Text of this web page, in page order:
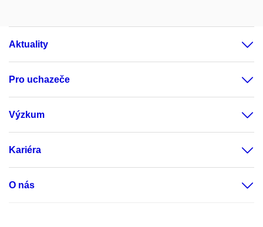
Aktuality
Pro uchazeče
Výzkum
Kariéra
O nás